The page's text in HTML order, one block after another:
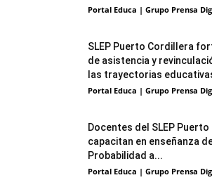
Portal Educa | Grupo Prensa
SLEP Puerto Cordillera
de asistencia y
las trayectorias
Portal Educa | Grupo Prensa
Docentes del SLEP
capacitan en enseñanza
Probabilidad a...
Portal Educa | Grupo Prensa